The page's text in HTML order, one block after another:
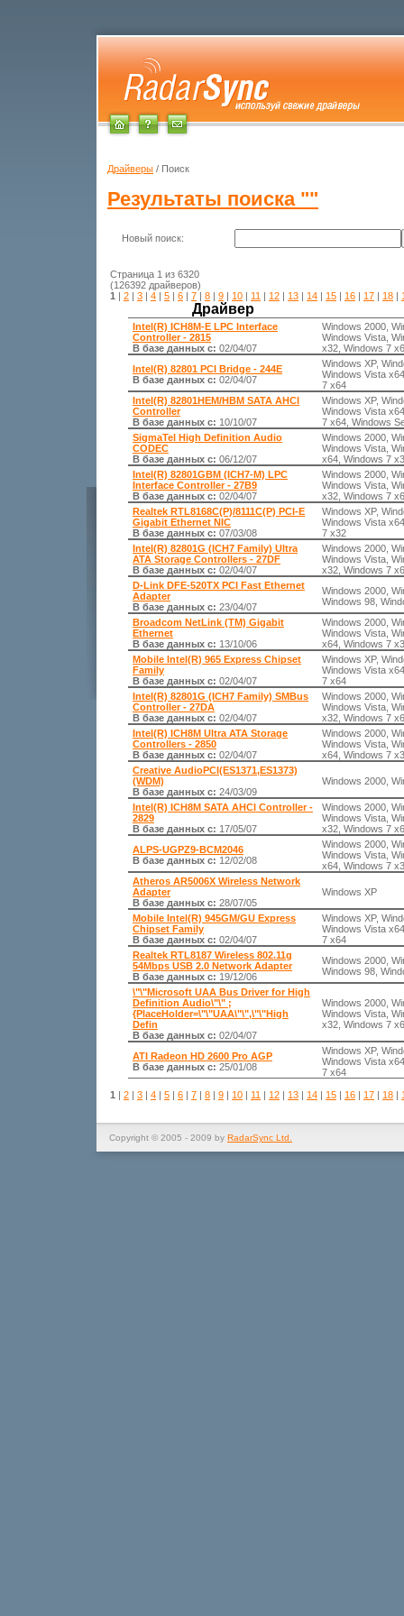
Драйверы / Поиск
Результаты поиска ""
Новый поиск:
Страница 1 из 6320
(126392 драйверов)
1 | 2 | 3 | 4 | 5 | 6 | 7 | 8 | 9 | 10 | 11 | 12 | 13 | 14 | 15 | 16 | 17 | 18 |
Драйвер
Intel(R) ICH8M-E LPC Interface
Controller - 2815
В базе данных с: 02/04/07
Windows 2000,
Windows Vista,
x32, Windows 7
Intel(R) 82801 PCI Bridge - 244E
В базе данных с: 02/04/07
Windows XP,
Windows Vista
7 x64
Intel(R) 82801HEM/HBM SATA AHCI
Controller
В базе данных с: 10/10/07
Windows XP,
Windows Vista
7 x64, Windows
SigmaTel High Definition Audio
CODEC
В базе данных с: 06/12/07
Windows 2000,
Windows Vista,
x64, Windows 7
Intel(R) 82801GBM (ICH7-M) LPC
Interface Controller - 27B9
В базе данных с: 02/04/07
Windows 2000,
Windows Vista,
x32, Windows 7
Realtek RTL8168C(P)/8111C(P) PCI-E
Gigabit Ethernet NIC
В базе данных с: 07/03/08
Windows XP,
Windows Vista
7 x32
Intel(R) 82801G (ICH7 Family) Ultra
ATA Storage Controllers - 27DF
В базе данных с: 02/04/07
Windows 2000,
Windows Vista,
x32, Windows 7
D-Link DFE-520TX PCI Fast Ethernet
Adapter
В базе данных с: 23/04/07
Windows 2000,
Windows 98,
Broadcom NetLink (TM) Gigabit
Ethernet
В базе данных с: 13/10/06
Windows 2000,
Windows Vista,
x64, Windows 7
Mobile Intel(R) 965 Express Chipset
Family
В базе данных с: 02/04/07
Windows XP,
Windows Vista
7 x64
Intel(R) 82801G (ICH7 Family) SMBus
Controller - 27DA
В базе данных с: 02/04/07
Windows 2000,
Windows Vista,
x32, Windows 7
Intel(R) ICH8M Ultra ATA Storage
Controllers - 2850
В базе данных с: 02/04/07
Windows 2000,
Windows Vista,
x64, Windows 7
Creative AudioPCI(ES1371,ES1373)
(WDM)
В базе данных с: 24/03/09
Windows 2000,
Intel(R) ICH8M SATA AHCI Controller -
2829
В базе данных с: 17/05/07
Windows 2000,
Windows Vista,
x32, Windows 7
ALPS-UGPZ9-BCM2046
В базе данных с: 12/02/08
Windows 2000,
Windows Vista,
x64, Windows 7
Atheros AR5006X Wireless Network
Adapter
В базе данных с: 28/07/05
Windows XP
Mobile Intel(R) 945GM/GU Express
Chipset Family
В базе данных с: 02/04/07
Windows XP,
Windows Vista
7 x64
Realtek RTL8187 Wireless 802.11g
54Mbps USB 2.0 Network Adapter
В базе данных с: 19/12/06
Windows 2000,
Windows 98,
\"\"Microsoft UAA Bus Driver for High
Definition Audio\"\" ;
{PlaceHolder=\"\"UAA\"\",\"\"High
Defin
В базе данных с: 02/04/07
Windows 2000,
Windows Vista,
x32, Windows 7
ATI Radeon HD 2600 Pro AGP
В базе данных с: 25/01/08
Windows XP,
Windows Vista
7 x64
1 | 2 | 3 | 4 | 5 | 6 | 7 | 8 | 9 | 10 | 11 | 12 | 13 | 14 | 15 | 16 | 17 | 18 |
Copyright © 2005 - 2009 by RadarSync Ltd.